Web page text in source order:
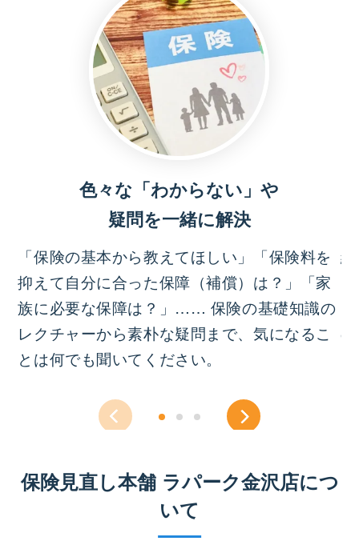
色々な「わからない」や
疑問を一緒に解決
「保険の基本から教えてほしい」「保険料を
抑えて自分に合った保障（補償）は？」「家
族に必要な保障は？」…… 保険の基礎知識の
レクチャーから素朴な疑問まで、気になるこ
とは何でも聞いてください。
保険見直し本舗 ラパーク金沢店につ
いて